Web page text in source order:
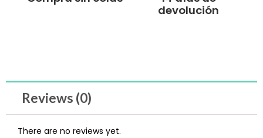
devolución
Reviews (0)
There are no reviews yet.